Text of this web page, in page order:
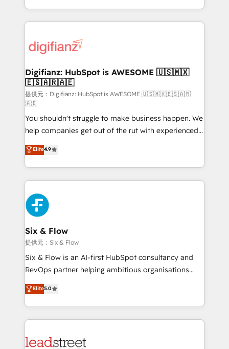
business more efficiently - Build stronger
more people - Get the most out of your HubSpot
investment
growth. We modernise platforms, streamline
operations that are causing inefficiencies, improve
supercharge revenue operations Key services: • CRM
Transformation / Web Development • RevOps &
Sales Consulting • Marketing Automation What
makes us different? 🚀 Top 0.5% of global HubSpot
agencies ⚙️ The strongest technical ability and
integration capabilities 💼 Consultative, long-term
partners who will embed ourselves into your
business, processes and systems 🏢 We specialise in
working with mid-market and enterprise
organisations, global organisations and those with
complex use cases 🏆 CRM Implementation,
Platform Enablement, Custom Integration and
Onboarding Accredited 🔐 ISO27001 & ISO9001
Certified
Digifianz: HubSpot is AWESOME 🇺🇸🇲🇽
🇪🇸🇦🇷🇦🇪
提供元：Digifianz: HubSpot is AWESOME 🇺🇸🇲🇽🇪🇸🇦🇷
🇦🇪
You shouldn't struggle to make business happen. We
help companies get out of the rut with experienced,
process-oriented teams implementing HubSpot
Marketing, Sales, Service, CMS and Operations Hub,
so selling and actually engaging with your customers
feels easy and pain-free. We are a top ranked
HubSpot Elite Partner, winner of Rookie of the Year
and Customer First Awards, 4.9/5 rating in HubSpot
Reviews and 4.9/5 rating in Clutch Reviews. Digifianz
helps the following industries: logistics & 3PL, home
improvement & construction, branding and
commercialization, real estate, health, education,
SaaS, Software Dev & IT and consulting, make the
the United States, EU, UAE, Mexico and Latin
America. From casual user to super fan: make
Elite4.9
Six & Flow
提供元：Six & Flow
Six & Flow is an AI-first HubSpot consultancy and
RevOps partner helping ambitious organisations
grow with clarity, confidence, and intelligence.
Operating across the UK, Netherlands, Ireland, and
Canada, we’ve delivered thousands of successful
HubSpot projects for mid-market and enterprise
combine HubSpot, data, and AI to design connected
Elite5.0